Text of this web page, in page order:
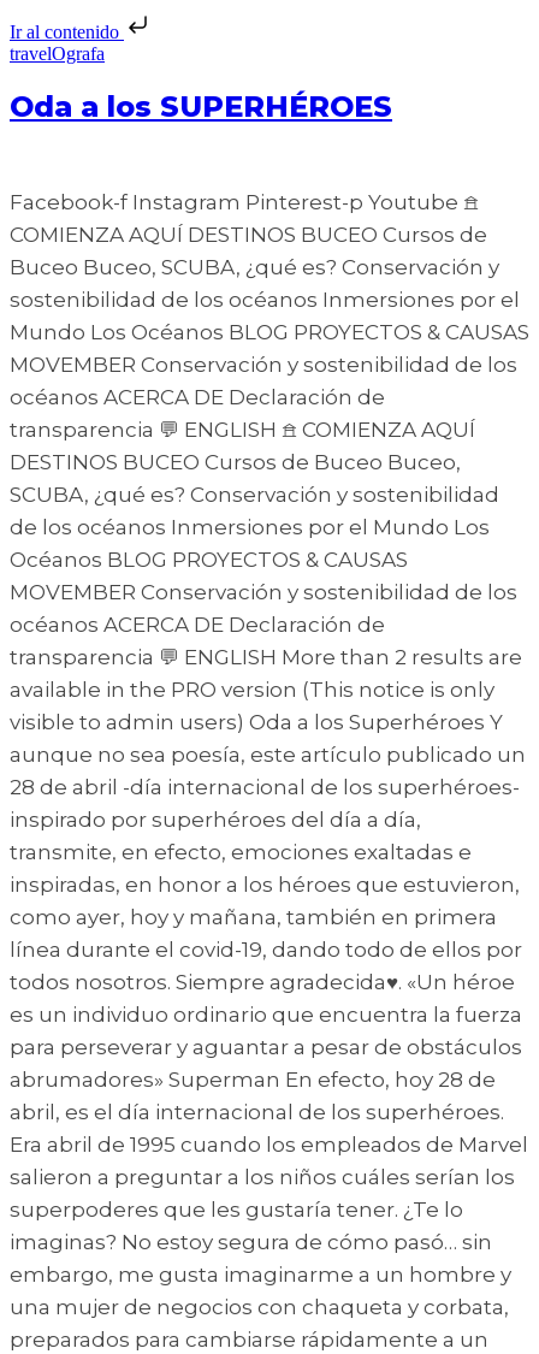
Ir al contenido
travelOgrafa
Oda a los SUPERHÉROES
Facebook-f Instagram Pinterest-p Youtube 𖠿
COMIENZA AQUÍ DESTINOS BUCEO Cursos de
Buceo Buceo, SCUBA, ¿qué es? Conservación y
sostenibilidad de los océanos Inmersiones por el
Mundo Los Océanos BLOG PROYECTOS & CAUSAS
MOVEMBER Conservación y sostenibilidad de los
océanos ACERCA DE Declaración de
transparencia 💬 ENGLISH 𖠿 COMIENZA AQUÍ
DESTINOS BUCEO Cursos de Buceo Buceo,
SCUBA, ¿qué es? Conservación y sostenibilidad
de los océanos Inmersiones por el Mundo Los
Océanos BLOG PROYECTOS & CAUSAS
MOVEMBER Conservación y sostenibilidad de los
océanos ACERCA DE Declaración de
transparencia 💬 ENGLISH More than 2 results are
available in the PRO version (This notice is only
visible to admin users) Oda a los Superhéroes Y
aunque no sea poesía, este artículo publicado un
28 de abril -día internacional de los superhéroes-
inspirado por superhéroes del día a día,
transmite, en efecto, emociones exaltadas e
inspiradas, en honor a los héroes que estuvieron,
como ayer, hoy y mañana, también en primera
línea durante el covid-19, dando todo de ellos por
todos nosotros. Siempre agradecida♥. «Un héroe
es un individuo ordinario que encuentra la fuerza
para perseverar y aguantar a pesar de obstáculos
abrumadores» Superman En efecto, hoy 28 de
abril, es el día internacional de los superhéroes.
Era abril de 1995 cuando los empleados de Marvel
salieron a preguntar a los niños cuáles serían los
superpoderes que les gustaría tener. ¿Te lo
imaginas? No estoy segura de cómo pasó… sin
embargo, me gusta imaginarme a un hombre y
una mujer de negocios con chaqueta y corbata,
preparados para cambiarse rápidamente a un